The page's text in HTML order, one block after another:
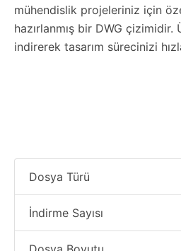
mühendislik projeleriniz için
hazırlanmış bir DWG çizimidir.
indirerek tasarım sürecinizi
Dosya Türü
İndirme Sayısı